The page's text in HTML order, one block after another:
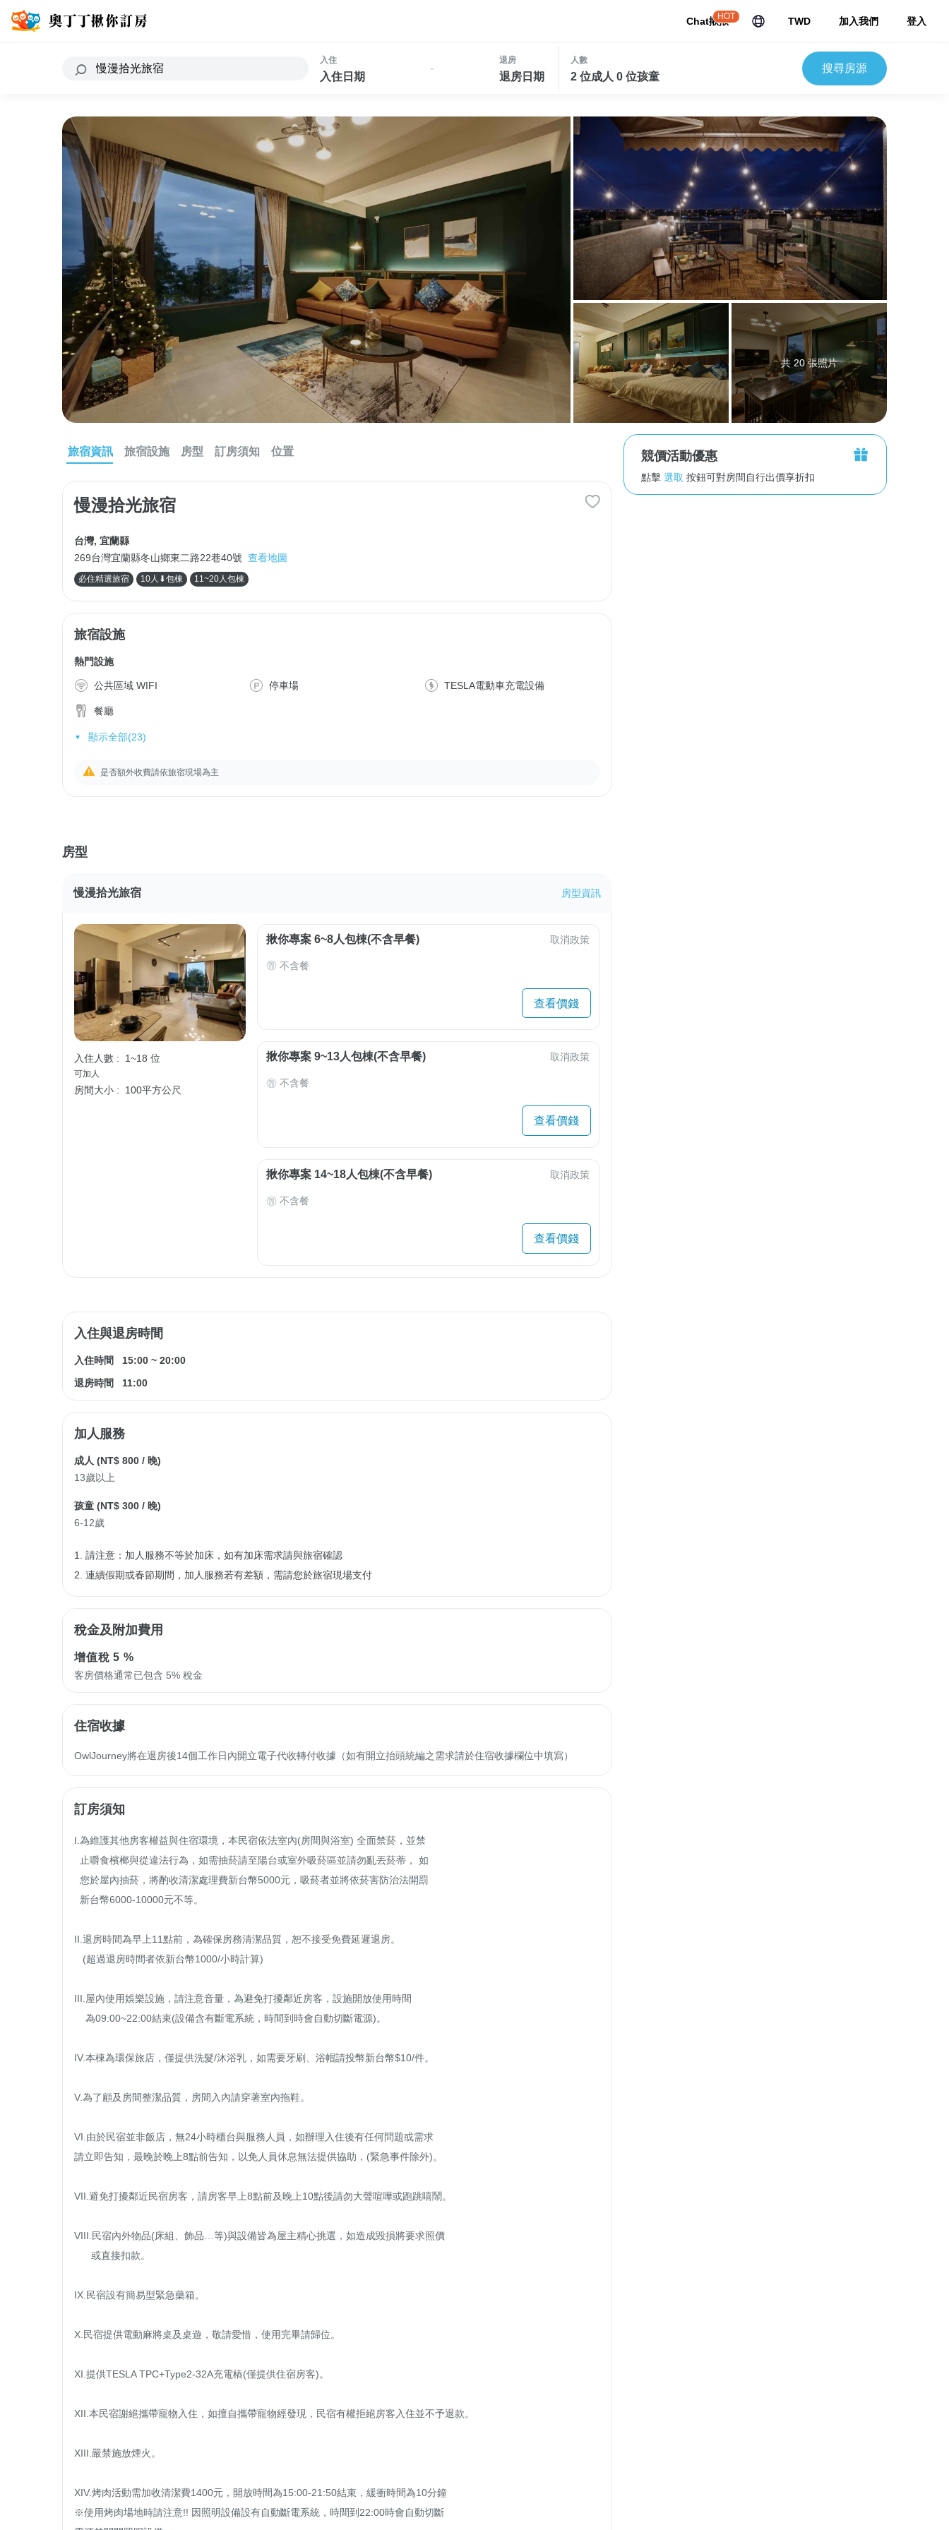
Chat揪揪
HOT TWD 加入我們 登入
入住
入住日期
-
退房
退房日期
人數
2 位成人 0 位孩童
搜尋房源
共 20 張照片
旅宿資訊 旅宿設施 房型 訂房須知 位置
慢漫拾光旅宿
台灣, 宜蘭縣
269台灣宜蘭縣冬山鄉東二路22巷40號 查看地圖
必住精選旅宿 10人⬇包棟 11~20人包棟
旅宿設施
熱門設施
公共區域 WIFI 停車場 TESLA電動車充電設備
餐廳
顯示全部(23)
是否額外收費請依旅宿現場為主
房型
慢漫拾光旅宿 房型資訊
入住人數 : 1~18 位
可加人
房間大小 : 100平方公尺
揪你專案 6~8人包棟(不含早餐) 取消政策
不含餐
查看價錢
揪你專案 9~13人包棟(不含早餐) 取消政策
不含餐
查看價錢
揪你專案 14~18人包棟(不含早餐) 取消政策
不含餐
查看價錢
入住與退房時間
入住時間 15:00 ~ 20:00
退房時間
11:00
加人服務
成人 (NT$ 800 / 晚)
13歲以上
孩童 (NT$ 300 / 晚)
6-12歲
1. 請注意：加人服務不等於加床，如有加床需求請與旅宿確認
2. 連續假期或春節期間，加人服務若有差額，需請您於旅宿現場支付
稅金及附加費用
增值稅5 %
客房價格通常已包含 5% 稅金
住宿收據
OwlJourney將在退房後14個工作日內開立電子代收轉付收據（如有開立抬頭統編之需求請於住宿收據欄位中填寫）
訂房須知
I.為維護其他房客權益與住宿環境，本民宿依法室內(房間與浴室) 全面禁菸，並禁
II.退房時間為早上11點前，為確保房務清潔品質，恕不接受免費延遲退房。
III.屋內使用娛樂設施，請注意音量，為避免打擾鄰近房客，設施開放使用時間
IV.本棟為環保旅店，僅提供洗髮/沐浴乳，如需要牙刷、浴帽請投幣新台幣$10/件。
V.為了顧及房間整潔品質，房間入內請穿著室內拖鞋。
VI.由於民宿並非飯店，無24小時櫃台與服務人員，如辦理入住後有任何問題或需求
請立即告知，最晚於晚上8點前告知，以免人員休息無法提供協助，(緊急事件除外)。
VII.避免打擾鄰近民宿房客，請房客早上8點前及晚上10點後請勿大聲喧嘩或跑跳嘻鬧。
VIII.民宿內外物品(床組、飾品…等)與設備皆為屋主精心挑選，如造成毀損將要求照價
IX.民宿設有簡易型緊急藥箱。
X.民宿提供電動麻將桌及桌遊，敬請愛惜，使用完畢請歸位。
XI.提供TESLA TPC+Type2-32A充電樁(僅提供住宿房客)。
XII.本民宿謝絕攜帶寵物入住，如擅自攜帶寵物經發現，民宿有權拒絕房客入住並不予退款。
XIII.嚴禁施放煙火。
XIV.烤肉活動需加收清潔費1400元，開放時間為15:00-21:50結束，緩衝時間為10分鐘
※使用烤肉場地時請注意!! 因照明設備設有自動斷電系統，時間到22:00時會自動切斷
競價活動優惠
點擊 選取 按鈕可對房間自行出價享折扣